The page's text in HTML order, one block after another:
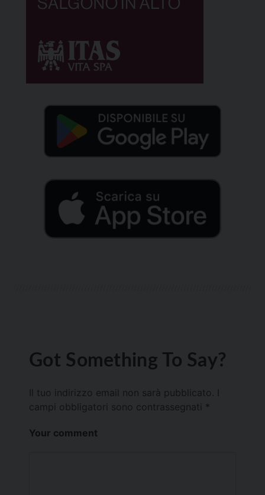
Got Something To Say?
Il tuo indirizzo email non sarà pubblicato.
campi obbligatori sono contrassegnati *
Your comment